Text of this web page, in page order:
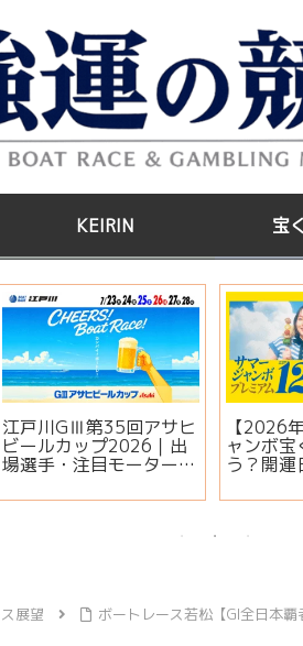
KEIRIN 宝
江戸川GⅢ第35回アサヒ
ビールカップ2026｜出
場選手・注目モーター・
【2026
ャンボ宝
う？開運
説
展望
ボートレース若松【GI全日本